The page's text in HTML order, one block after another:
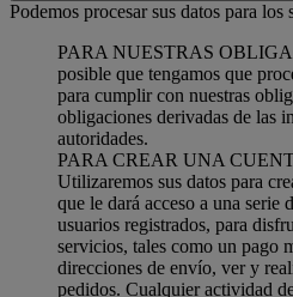
Podemos procesar sus datos para los
PARA NUESTRAS
posible que tengamos que
para cumplir con nuestras
obligaciones derivadas de las
autoridades.
PARA CREAR UNA
Utilizaremos sus datos para
que le dará acceso a una serie
usuarios registrados, para
servicios, tales como un pago
direcciones de envío, ver y
pedidos. Cualquier actividad